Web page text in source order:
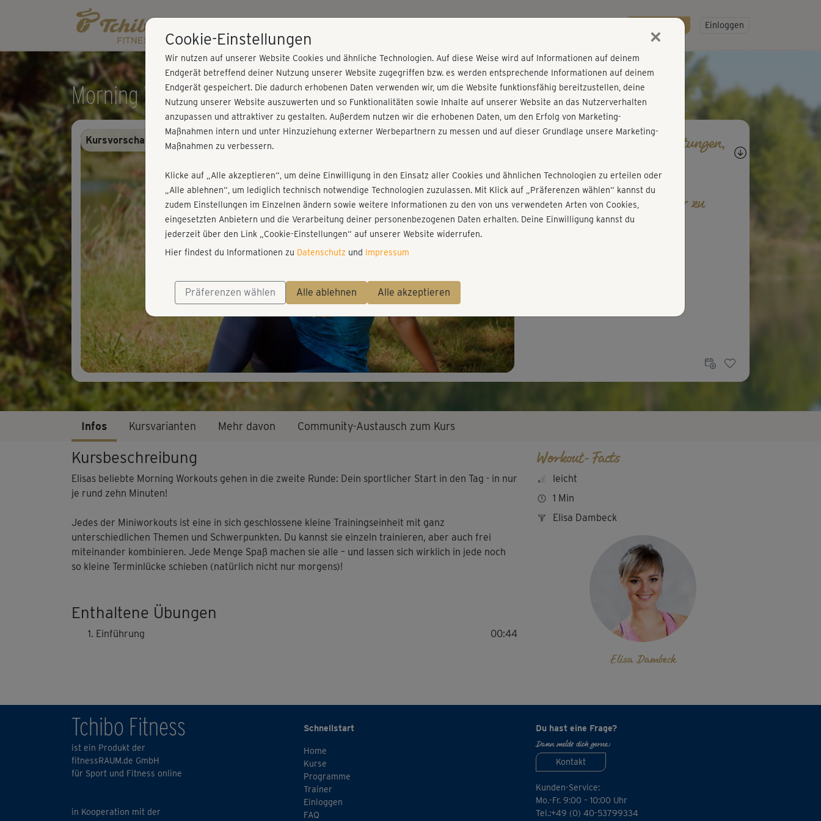
Gratis testen! Einloggen
Morning Workouts II - Einführung
Play
Video
Kursvorschau - Anmelden und alles trainieren!
Fragen, Antworten, Bewertungen,
Gib den ersten Kommentar zu
diesem Kurs ab!
Infos Kursvarianten Mehr davon Community-Austausch zum Kurs
Kursbeschreibung
Elisas beliebte Morning Workouts gehen in die zweite Runde: Dein sportlicher Start in den Tag - in nur
je rund zehn Minuten!
Jedes der Miniworkouts ist eine in sich geschlossene kleine Trainingseinheit mit ganz
unterschiedlichen Themen und Schwerpunkten. Du kannst sie einzeln trainieren, aber auch frei
miteinander kombinieren. Jede Menge Spaß machen sie alle – und lassen sich wirklich in jede noch
so kleine Terminlücke schieben (natürlich nicht nur morgens)!
Enthaltene Übungen
Einführung 00:44
Workout-Facts
leicht
1 Min
Elisa Dambeck
Elisa Dambeck
Tchibo Fitness
ist ein Produkt der
fitnessRAUM.de GmbH
für Sport und Fitness online
in Kooperation mit der
Schnellstart
Home
Kurse
Programme
Trainer
Einloggen
FAQ
Du hast eine Frage?
Dann melde dich gerne:
Kontakt
Kunden-Service:
Mo.-Fr. 9:00 – 10:00 Uhr
Tel.:+49 (0) 40-53799334
Cookie-Einstellungen ×
Wir nutzen auf unserer Website Cookies und ähnliche Technologien. Auf diese Weise wird auf Informationen auf deinem
Endgerät betreffend deiner Nutzung unserer Website zugegriffen bzw. es werden entsprechende Informationen auf deinem
Endgerät gespeichert. Die dadurch erhobenen Daten verwenden wir, um die Website funktionsfähig bereitzustellen, deine
Nutzung unserer Website auszuwerten und so Funktionalitäten sowie Inhalte auf unserer Website an das Nutzerverhalten
anzupassen und attraktiver zu gestalten. Außerdem nutzen wir die erhobenen Daten, um den Erfolg von Marketing-
Maßnahmen intern und unter Hinzuziehung externer Werbepartnern zu messen und auf dieser Grundlage unsere Marketing-
Maßnahmen zu verbessern.
Klicke auf „Alle akzeptieren“, um deine Einwilligung in den Einsatz aller Cookies und ähnlichen Technologien zu erteilen oder
„Alle ablehnen“, um lediglich technisch notwendige Technologien zuzulassen. Mit Klick auf „Präferenzen wählen“ kannst du
zudem Einstellungen im Einzelnen ändern sowie weitere Informationen zu den von uns verwendeten Arten von Cookies,
eingesetzten Anbietern und die Verarbeitung deiner personenbezogenen Daten erhalten. Deine Einwilligung kannst du
jederzeit über den Link „Cookie-Einstellungen“ auf unserer Website widerrufen.
Hier findest du Informationen zu Datenschutz und Impressum
Präferenzen wählen Alle ablehnen Alle akzeptieren